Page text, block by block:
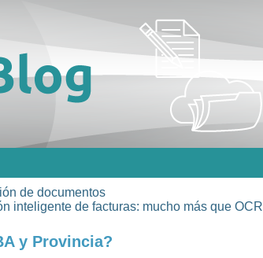
de documentos
inteligente de facturas: mucho más que OCR
y Provincia?